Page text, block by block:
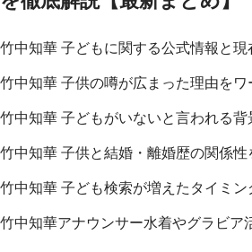
竹中知華 子どもに関する公式情報と現
竹中知華 子供の噂が広まった理由をワ
竹中知華 子どもがいないと言われる背
竹中知華 子供と結婚・離婚歴の関係性
竹中知華 子ども検索が増えたタイミン
竹中知華アナウンサー水着やグラビア